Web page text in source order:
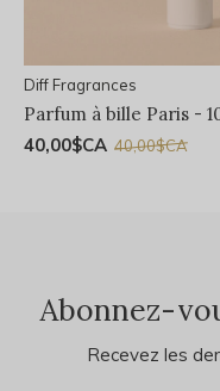
Diff Fragrances
Parfum à bille Paris -
40,00$CA 40,00$CA
Abonnez-
Recevez les